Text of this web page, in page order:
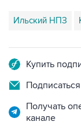
Ильский НПЗ
Купить
Получать
канале